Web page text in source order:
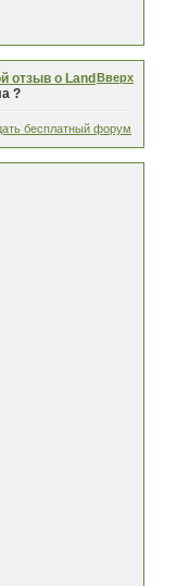
отзыв о Land
?
Вверх
бесплатный форум